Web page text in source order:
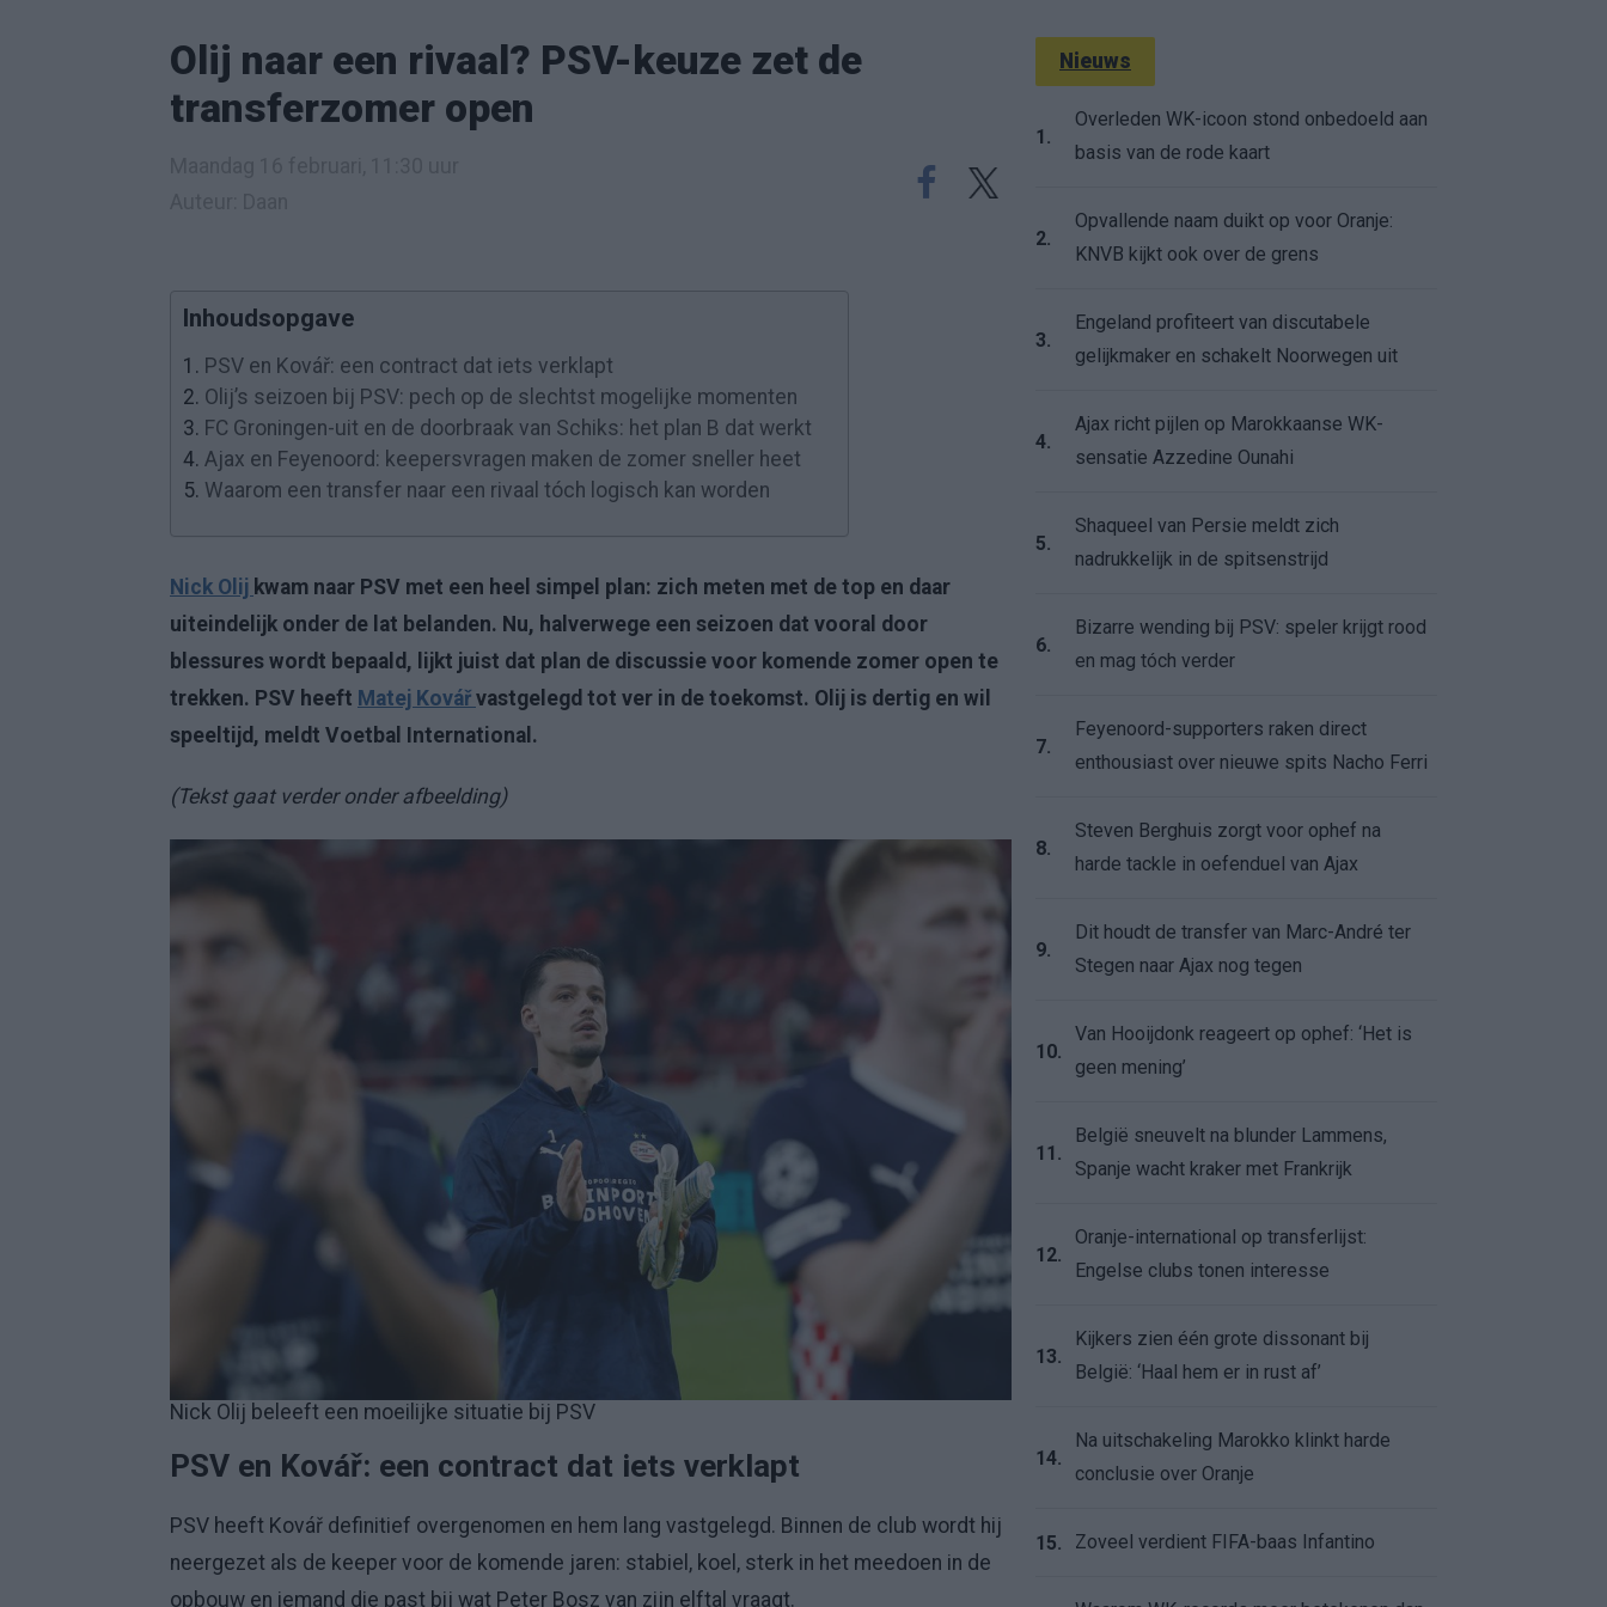
Olij naar een rivaal? PSV-keuze zet de
transferzomer open
Inhoudsopgave
1. PSV en Kovář: een contract dat iets verklapt
2. Olij’s seizoen bij PSV: pech op de slechtst mogelijke momenten
3. FC Groningen-uit en de doorbraak van Schiks: het plan B dat werkt
4. Ajax en Feyenoord: keepersvragen maken de zomer sneller heet
5. Waarom een transfer naar een rivaal tóch logisch kan worden
Nick Olij kwam naar PSV met een heel simpel plan: zich meten met de top en daar
uiteindelijk onder de lat belanden. Nu, halverwege een seizoen dat vooral door
blessures wordt bepaald, lijkt juist dat plan de discussie voor komende zomer open te
trekken. PSV heeft Matej Kovář vastgelegd tot ver in de toekomst. Olij is dertig en wil
speeltijd, meldt Voetbal International.
(Tekst gaat verder onder afbeelding)
Nick Olij beleeft een moeilijke situatie bij PSV
PSV en Kovář: een contract dat iets verklapt
PSV heeft Kovář definitief overgenomen en hem lang vastgelegd. Binnen de club wordt hij
neergezet als de keeper voor de komende jaren: stabiel, koel, sterk in het meedoen in de
opbouw en iemand die past bij wat Peter Bosz van zijn elftal vraagt.
Nieuws
1.
Overleden WK-icoon stond onbedoeld aan
basis van de rode kaart
2.
Opvallende naam duikt op voor Oranje:
KNVB kijkt ook over de grens
3.
Engeland profiteert van discutabele
gelijkmaker en schakelt Noorwegen uit
4.
Ajax richt pijlen op Marokkaanse WK-
sensatie Azzedine Ounahi
5.
Shaqueel van Persie meldt zich
nadrukkelijk in de spitsenstrijd
6.
Bizarre wending bij PSV: speler krijgt rood
en mag tóch verder
7.
Feyenoord-supporters raken direct
enthousiast over nieuwe spits Nacho Ferri
8.
Steven Berghuis zorgt voor ophef na
harde tackle in oefenduel van Ajax
9.
Dit houdt de transfer van Marc-André ter
Stegen naar Ajax nog tegen
10.
Van Hooijdonk reageert op ophef: ‘Het is
geen mening’
11.
België sneuvelt na blunder Lammens,
Spanje wacht kraker met Frankrijk
12.
Oranje-international op transferlijst:
Engelse clubs tonen interesse
13.
Kijkers zien één grote dissonant bij
België: ‘Haal hem er in rust af’
14.
Na uitschakeling Marokko klinkt harde
conclusie over Oranje
15. Zoveel verdient FIFA-baas Infantino